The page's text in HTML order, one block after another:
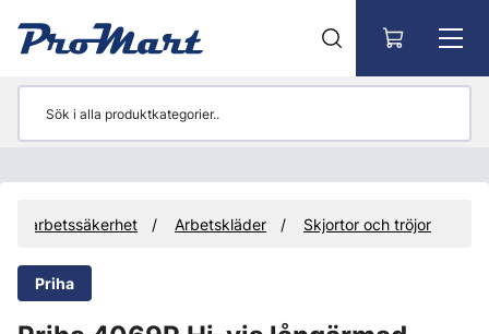
arbetssäkerhet Arbetskläder Skjortor och tröjor
Priha